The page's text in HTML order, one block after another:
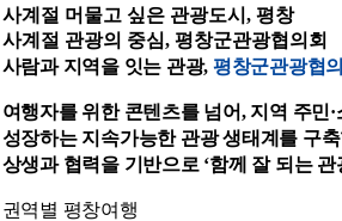
사계절 머물고 싶은 관광도시, 평창
사계절 관광의 중심, 평창군관광협의회
사람과 지역을 잇는 관광, 평창군관광협
여행자를 위한 콘텐츠를 넘어, 지역 주민·
성장하는 지속가능한 관광 생태계를 구
상생과 협력을 기반으로 ‘함께 잘 되는 관
권역별 평창여행